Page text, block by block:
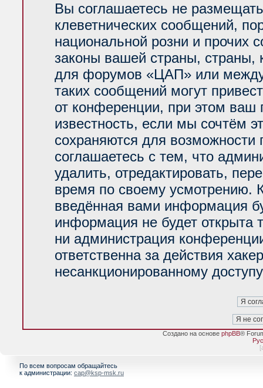
Вы соглашаетесь не
клеветнических сообщений,
национальной розни и прочих
законы вашей страны, страны,
для форумов «ЦАП» или
таких сообщений могут
от конференции, при этом ваш
известность, если мы сочтём
сохраняются для возможности
соглашаетесь с тем, что
удалить, отредактировать,
время по своему усмотрению.
введённая вами информация
информация не будет открыта
ни администрация
ответственна за действия
несанкционированному
Создано на основе phpBB®
[
По всем вопросам обращайтесь
к администрации: cap@ksp-msk.ru